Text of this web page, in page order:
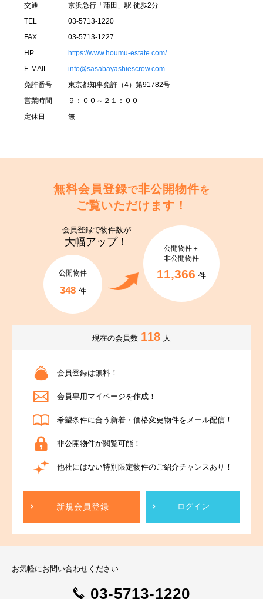
交通
京浜急行「蒲田」駅 徒歩2分
TEL
03-5713-1220
FAX
03-5713-1227
HP
https://www.houmu-estate.com/
E-MAIL
info@sasabayashiescrow.com
免許番号
東京都知事免許（4）第91782号
営業時間
９：００～２１：００
定休日
無
無料会員登録で非公開物件を
ご覧いただけます！
会員登録で物件数が
大幅アップ！
公開物件
348 件
公開物件＋
非公開物件
11,366 件
現在の会員数 118 人
会員登録は無料！
会員専用マイページを作成！
希望条件に合う新着・価格変更物件をメール配信！
非公開物件が閲覧可能！
他社にはない特別限定物件のご紹介チャンスあり！
新規会員登録 ログイン
お気軽にお問い合わせください
03-5713-1220